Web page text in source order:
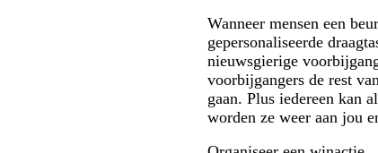
Wanneer mensen een
gepersonaliseerde
nieuwsgierige
voorbijgangers de rest
gaan. Plus iedereen kan
worden ze weer aan jou